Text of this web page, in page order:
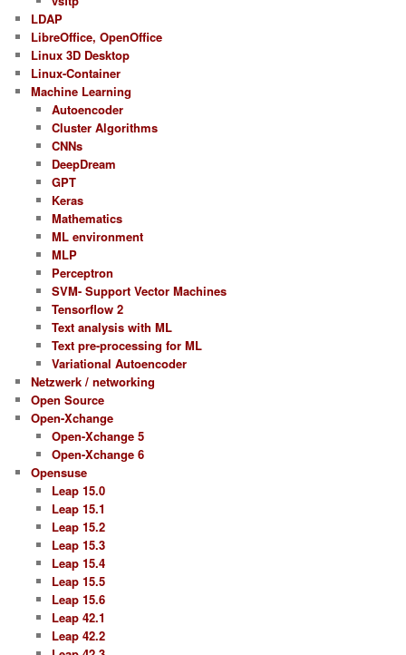
LDAP
LibreOffice, OpenOffice
Linux 3D Desktop
Linux-Container
Machine Learning
Autoencoder
Cluster Algorithms
CNNs
DeepDream
GPT
Keras
Mathematics
ML environment
MLP
Perceptron
SVM- Support Vector Machines
Tensorflow 2
Text analysis with ML
Text pre-processing for ML
Variational Autoencoder
Netzwerk / networking
Open Source
Open-Xchange
Open-Xchange 5
Open-Xchange 6
Opensuse
Leap 15.0
Leap 15.1
Leap 15.2
Leap 15.3
Leap 15.4
Leap 15.5
Leap 15.6
Leap 42.1
Leap 42.2